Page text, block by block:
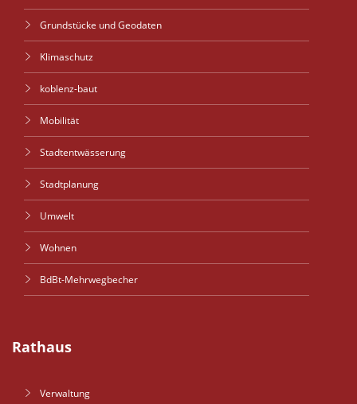
Grundstücke und Geodaten
Klimaschutz
koblenz-baut
Mobilität
Stadtentwässerung
Stadtplanung
Umwelt
Wohnen
BdBt-Mehrwegbecher
Rathaus
Verwaltung